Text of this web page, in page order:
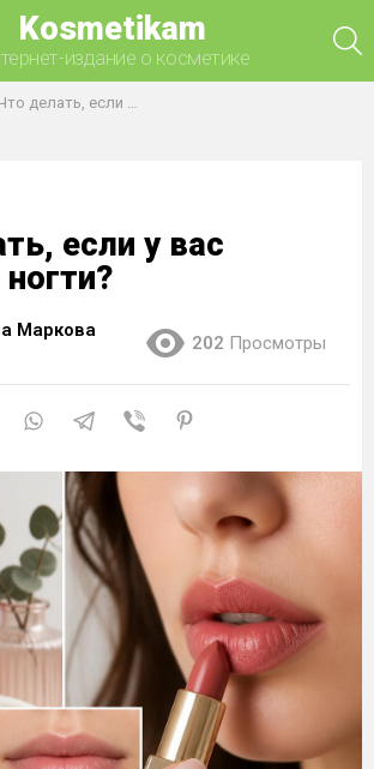
Kosmetikam
издание о косметике
делать, если у вас толстые ногти?
если у вас
Маркова
202 Просмотры